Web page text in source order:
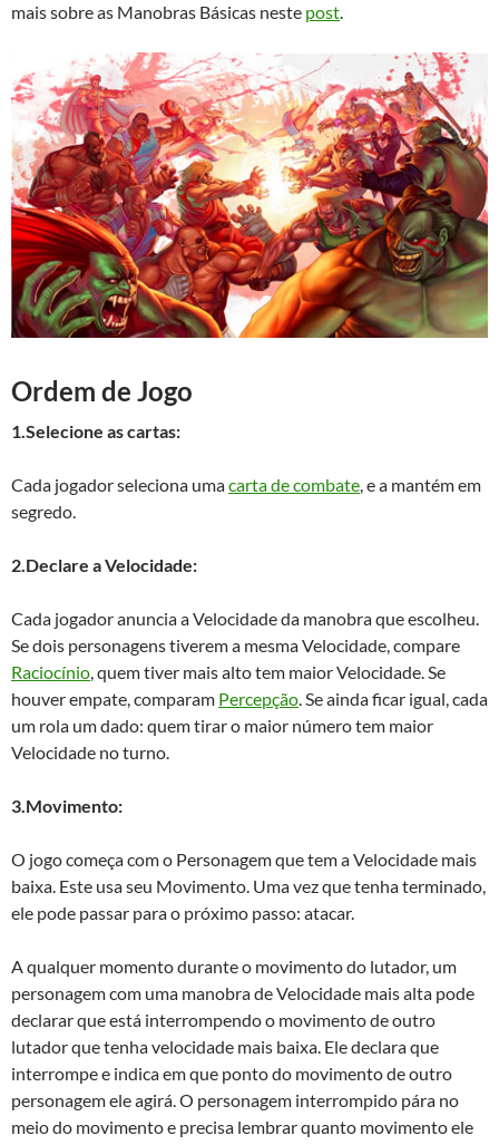
mais sobre as Manobras Básicas neste post.
Ordem de Jogo
1.Selecione as cartas:
Cada jogador seleciona umacarta de combate, e a mantém em
segredo.
2.Declare a Velocidade:
Cada jogador anuncia a Velocidade da manobra que escolheu.
Se dois personagens tiverem a mesma Velocidade, compare
Raciocínio, quem tiver mais alto tem maior Velocidade. Se
houver empate, comparam Percepção. Se ainda ficar igual, cada
um rola um dado: quem tirar o maior número tem maior
Velocidade no turno.
3.Movimento:
O jogo começa com o Personagem que tem a Velocidade mais
baixa. Este usa seu Movimento. Uma vez que tenha terminado,
ele pode passar para o próximo passo: atacar.
A qualquer momento durante o movimento do lutador, um
personagem com uma manobra de Velocidade mais alta pode
declarar que está interrompendo o movimento de outro
lutador que tenha velocidade mais baixa. Ele declara que
interrompe e indica em que ponto do movimento de outro
personagem ele agirá. O personagem interrompido pára no
meio do movimento e precisa lembrar quanto movimento ele